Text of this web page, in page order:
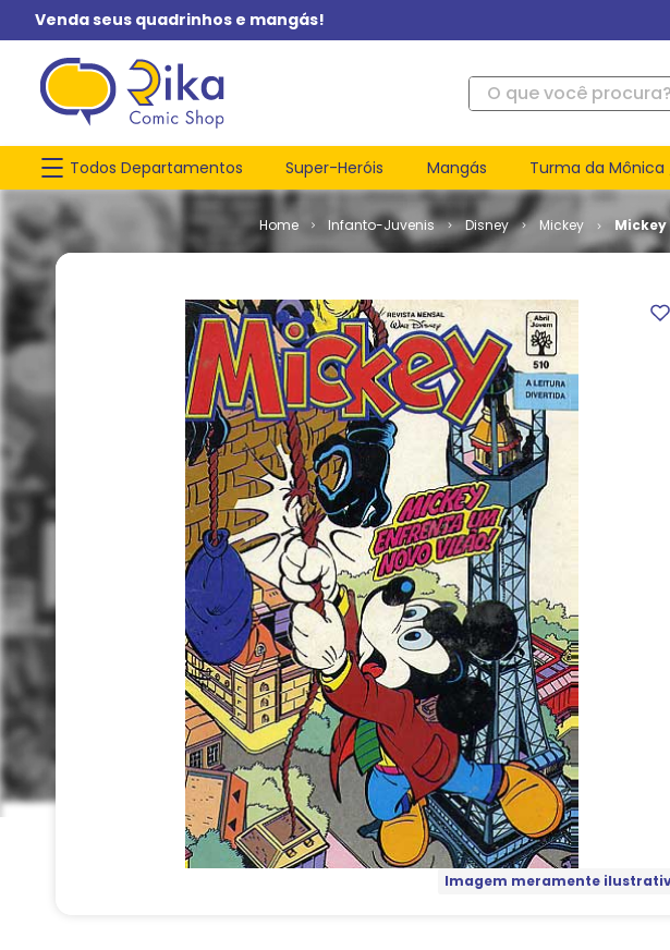
Venda seus quadrinhos e mangás!
O que você procura?
Todos Departamentos Super-Heróis Mangás Turma da Mônica
Infanto-Juvenis Disney Mickey
510
Imagem meramente